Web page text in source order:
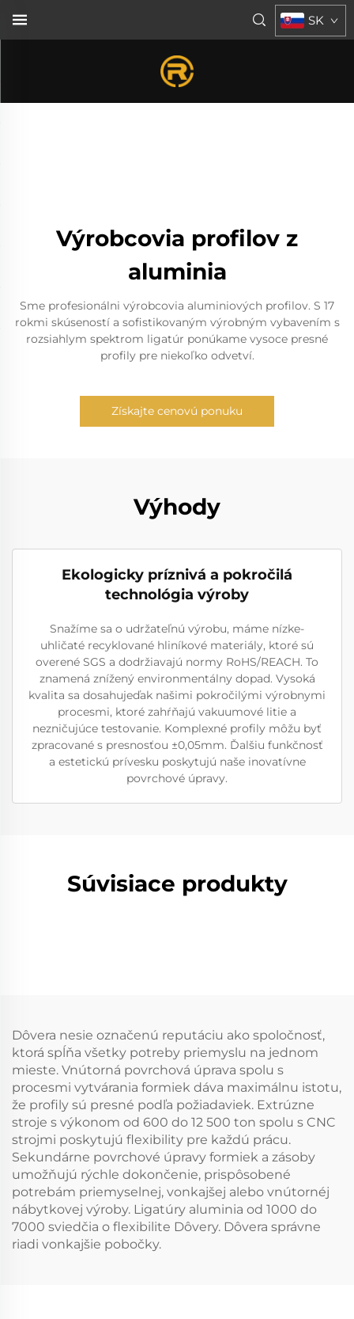
SK
Výrobcovia profilov z
aluminia
Sme profesionálni výrobcovia aluminiových profilov. S 17
rokmi skúseností a sofistikovaným výrobným vybavením s
rozsiahlym spektrom ligatúr ponúkame vysoce presné
profily pre niekoľko odvetví.
Získajte cenovú ponuku
Výhody
Ekologicky príznivá a pokročilá
technológia výroby
Snažíme sa o udržateľnú výrobu, máme nízke-
uhličaté recyklované hliníkové materiály, ktoré sú
overené SGS a dodržiavajú normy RoHS/REACH. To
znamená znížený environmentálny dopad. Vysoká
kvalita sa dosahujeďak našimi pokročilými výrobnymi
procesmi, ktoré zahŕňajú vakuumové litie a
nezničujúce testovanie. Komplexné profily môžu byť
zpracované s presnosťou ±0,05mm. Ďalšiu funkčnosť
a estetickú prívesku poskytujú naše inovatívne
povrchové úpravy.
Súvisiace produkty
Dôvera nesie označenú reputáciu ako spoločnosť,
ktorá spĺňa všetky potreby priemyslu na jednom
mieste. Vnútorná povrchová úprava spolu s
procesmi vytvárania formiek dáva maximálnu istotu,
že profily sú presné podľa požiadaviek. Extrúzne
stroje s výkonom od 600 do 12 500 ton spolu s CNC
strojmi poskytujú flexibility pre každú prácu.
Sekundárne povrchové úpravy formiek a zásoby
umožňujú rýchle dokončenie, prispôsobené
potrebám priemyselnej, vonkajšej alebo vnútornéj
nábytkovej výroby. Ligatúry aluminia od 1000 do
7000 sviedčia o flexibilite Dôvery. Dôvera správne
riadi vonkajšie pobočky.